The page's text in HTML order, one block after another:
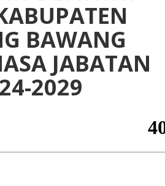
BAWANG
JABATAN
2029